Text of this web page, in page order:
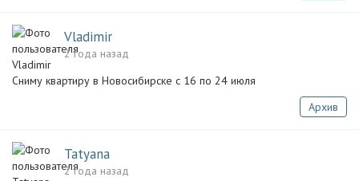
Vladimir
2 года назад
Сниму квартиру в Новосибирске с 16 по 24 июля
Архив
Tatyana
2 года назад